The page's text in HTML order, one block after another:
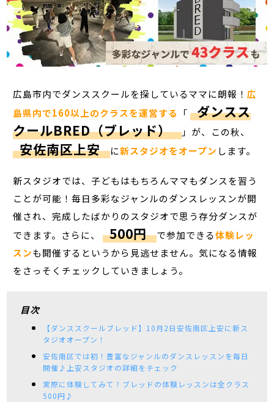
広島市内でダンススクールを探しているママに朗報！広
島県内で160以上のクラスを運営する 「 ダンスス
クールBRED（ブレッド） 」が、この秋、
安佐南区上安 に新スタジオをオープン します。
新スタジオでは、子どもはもちろんママもダンスを習う
ことが可能！毎日多彩なジャンルのダンスレッスンが開
催され、完成したばかりのスタジオで思う存分ダンスが
できます。さらに、 500円 で参加できる体験レッ
スンも開催するというから見逃せません。気になる情報
をさっそくチェックしていきましょう。
目次
【ダンススクールブレッド】10月2日安佐南区上安に新ス
タジオオープン！
安佐南区では初！豊富なジャンルのダンスレッスンを毎日
開催♪上安スタジオの詳細をチェック
実際に体験してみて！ブレッドの体験レッスンは全クラス
500円♪